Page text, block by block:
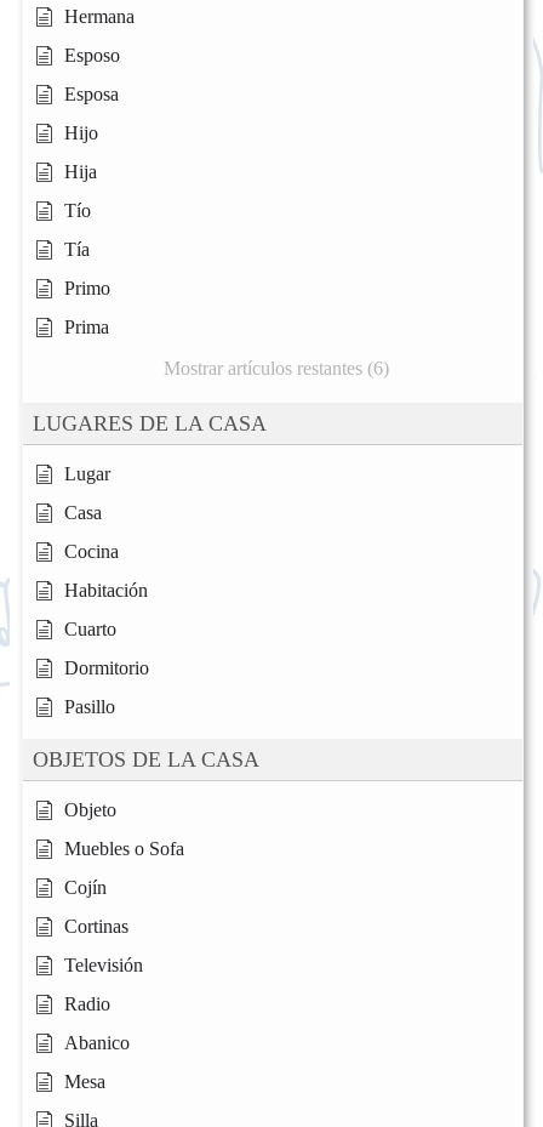
Hermana
Esposo
Esposa
Hijo
Hija
Tío
Tía
Primo
Prima
Mostrar artículos restantes (6)
LUGARES DE LA CASA
Lugar
Casa
Cocina
Habitación
Cuarto
Dormitorio
Pasillo
OBJETOS DE LA CASA
Objeto
Muebles o Sofa
Cojín
Cortinas
Televisión
Radio
Abanico
Mesa
Silla